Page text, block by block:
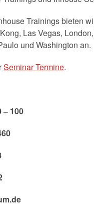
Trainings bieten
Las Vegas,
und Washington an.
Seminar Termine.
– 100